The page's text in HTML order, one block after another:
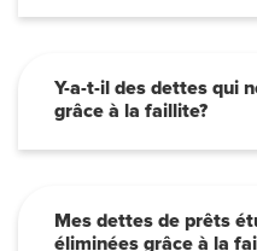
Y-a-t-il des dettes qui
grâce à la faillite?
Mes dettes de prêts
éliminées grâce à la